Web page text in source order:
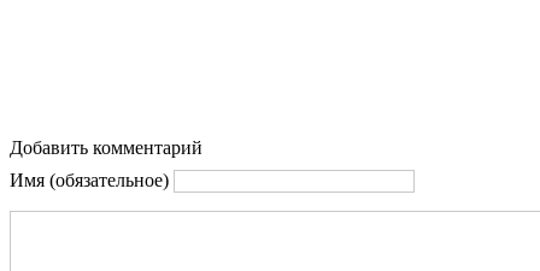
Добавить комментарий
Имя (обязательное)